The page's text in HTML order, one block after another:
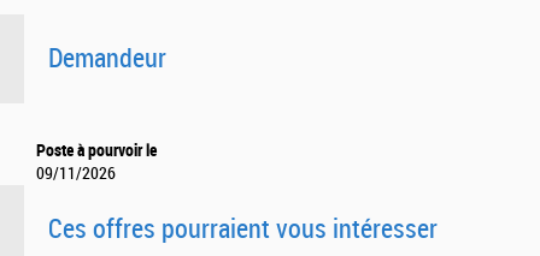
Demandeur
Poste à pourvoir le
09/11/2026
Ces offres pourraient vous intéresser